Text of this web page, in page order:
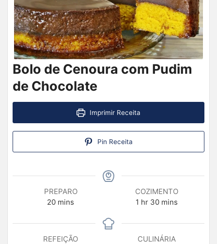
Bolo de Cenoura com Pudim
de Chocolate
Imprimir Receita
Pin Receita
PREPARO
20 mins
COZIMENTO
1 hr 30 mins
REFEIÇÃO
CULINÁRIA